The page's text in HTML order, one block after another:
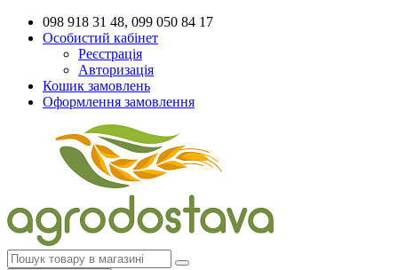
098 918 31 48, 099 050 84 17
Особистий кабінет
Реєстрація
Авторизація
Кошик замовлень
Оформлення замовлення